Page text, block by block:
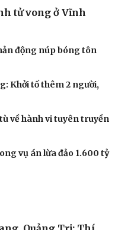
Hà Nội bị phạt
chục khẩu súng và